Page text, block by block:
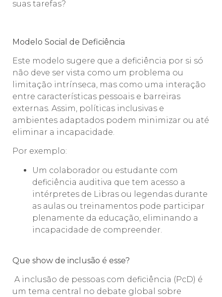
suas tarefas?
Modelo Social de Deficiência
Este modelo sugere que a deficiência por si só
não deve ser vista como um problema ou
limitação intrínseca, mas como uma interação
entre características pessoais e barreiras
externas. Assim, políticas inclusivas e
ambientes adaptados podem minimizar ou até
eliminar a incapacidade.
Por exemplo:
Um colaborador ou estudante com
deficiência auditiva que tem acesso a
intérpretes de Libras ou legendas durante
as aulas ou treinamentos pode participar
plenamente da educação, eliminando a
incapacidade de compreender.
Que show de inclusão é esse?
A inclusão de pessoas com deficiência (PcD) é
um tema central no debate global sobre